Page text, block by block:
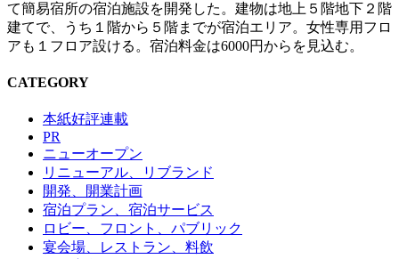
て簡易宿所の宿泊施設を開発した。建物は地上５階地下２階
建てで、うち１階から５階までが宿泊エリア。女性専用フロ
アも１フロア設ける。宿泊料金は6000円からを見込む。
CATEGORY
本紙好評連載
PR
ニューオープン
リニューアル、リブランド
開発、開業計画
宿泊プラン、宿泊サービス
ロビー、フロント、パブリック
宴会場、レストラン、料飲